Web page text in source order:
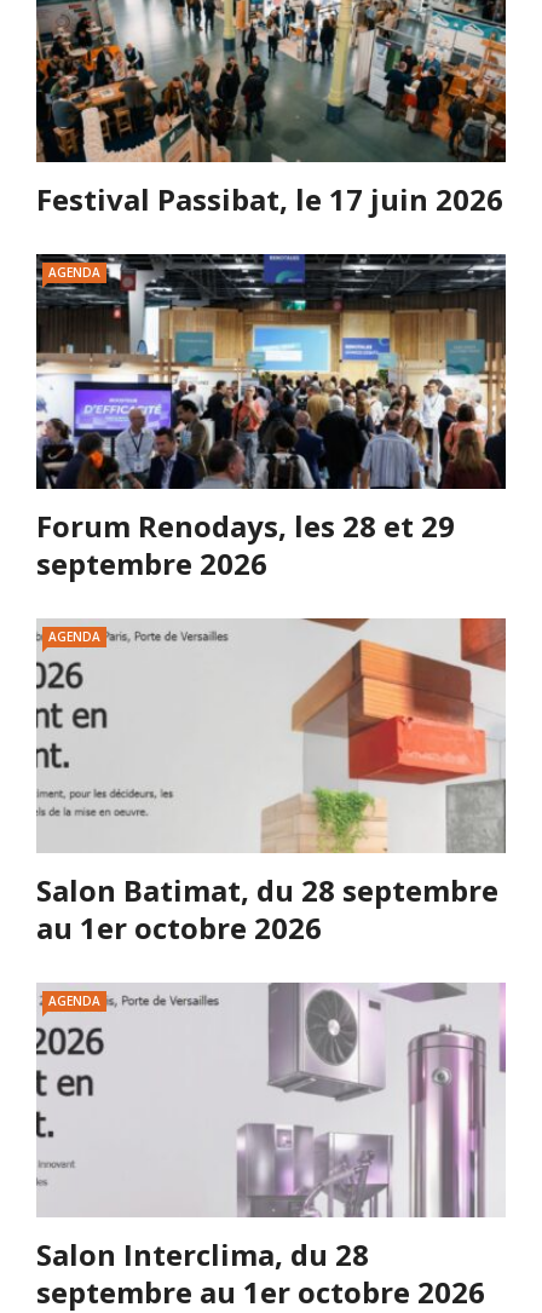
Festival Passibat, le 17 juin 2026
AGENDA
Forum Renodays, les 28 et 29
septembre 2026
AGENDA
Salon Batimat, du 28 septembre
au 1er octobre 2026
AGENDA
Salon Interclima, du 28
septembre au 1er octobre 2026